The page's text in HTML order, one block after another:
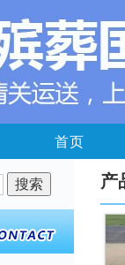
首页
产